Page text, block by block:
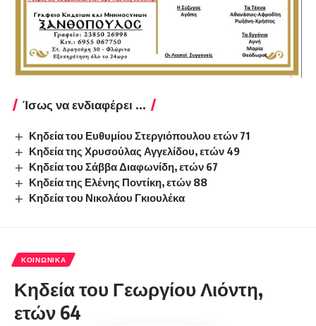
Ίσως να ενδιαφέρει ...
Κηδεία του Ευθυμίου Στεργιόπουλου ετών 71
Κηδεία της Χρυσούλας Αγγελίδου, ετών 49
Κηδεία του Σάββα Διαφωνίδη, ετών 67
Κηδεία της Ελένης Ποντίκη, ετών 88
Κηδεία του Νικολάου Γκιουλέκα
ΚΟΙΝΩΝΙΚΆ
Κηδεία του Γεωργίου Λιόντη,
ετών 64